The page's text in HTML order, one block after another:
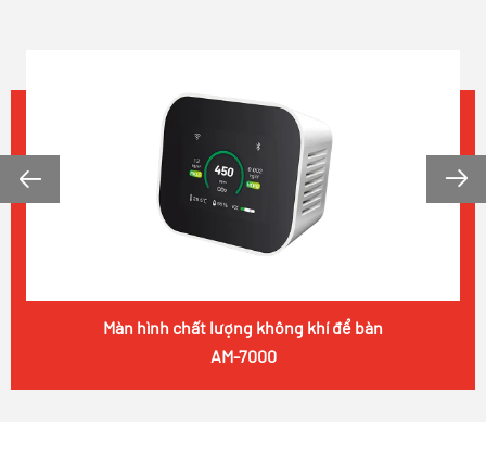
Màn hình chất lượng không khí để bàn
AM-7000
 